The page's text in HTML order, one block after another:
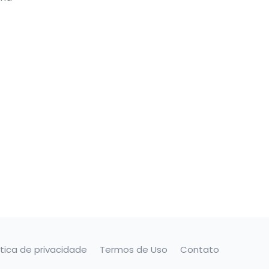
de privacidade Termos de Uso Contato